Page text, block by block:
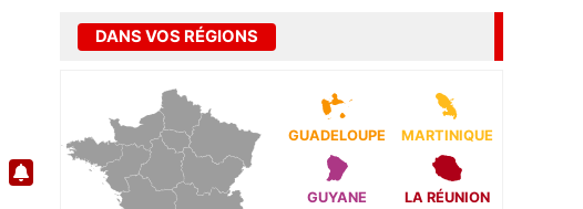
DANS VOS RÉGIONS
GUADELOUPE MARTINIQUE
GUYANE LA RÉUNION